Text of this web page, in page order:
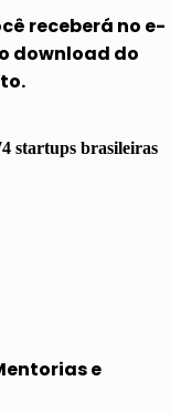
receberá no e-
download do
startups brasileiras
e